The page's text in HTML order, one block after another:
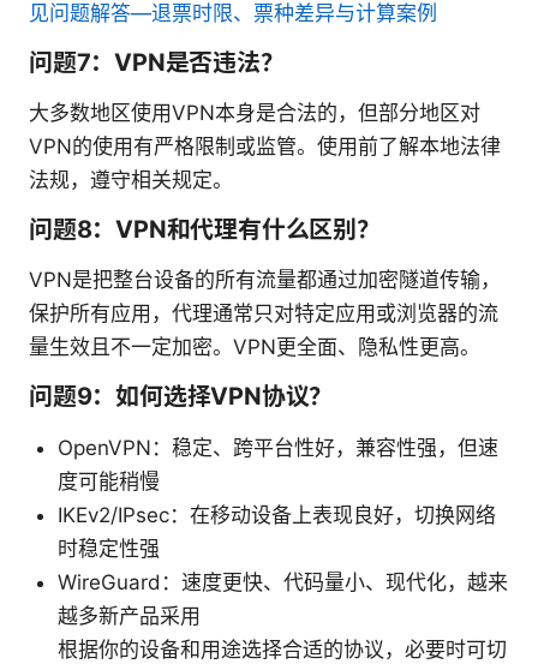
见问题解答—退票时限、票种差异与计算案例
问题7：VPN是否违法？
大多数地区使用VPN本身是合法的，但部分地区对
VPN的使用有严格限制或监管。使用前了解本地法律
法规，遵守相关规定。
问题8：VPN和代理有什么区别？
VPN是把整台设备的所有流量都通过加密隧道传输，
保护所有应用，代理通常只对特定应用或浏览器的流
量生效且不一定加密。VPN更全面、隐私性更高。
问题9：如何选择VPN协议？
OpenVPN：稳定、跨平台性好，兼容性强，但速
度可能稍慢
IKEv2/IPsec：在移动设备上表现良好，切换网络
时稳定性强
WireGuard：速度更快、代码量小、现代化，越来
越多新产品采用
根据你的设备和用途选择合适的协议，必要时可切